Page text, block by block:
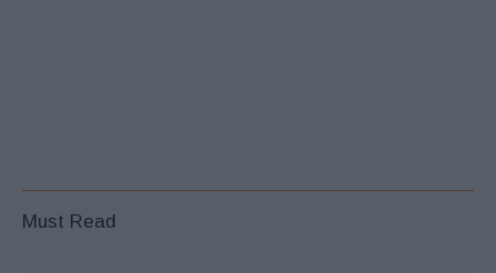
Must Read